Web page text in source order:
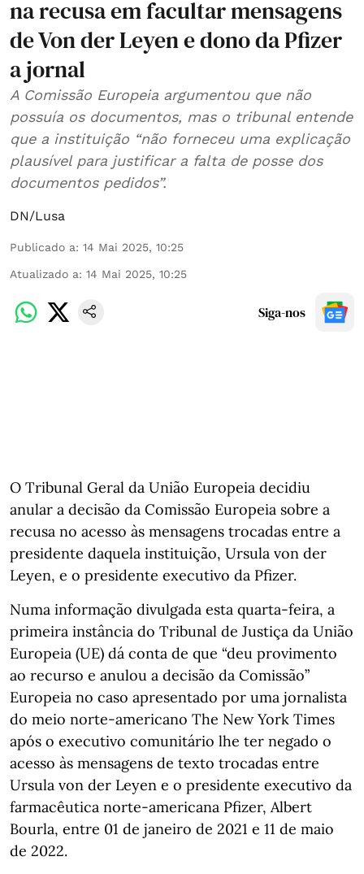
na recusa em facultar mensagens
de Von der Leyen e dono da Pfizer
a jornal
A Comissão Europeia argumentou que não
possuía os documentos, mas o tribunal entende
que a instituição “não forneceu uma explicação
plausível para justificar a falta de posse dos
documentos pedidos”.
DN/Lusa
Publicado a: 14 Mai 2025, 10:25
Atualizado a: 14 Mai 2025, 10:25
Siga-nos
O Tribunal Geral da União Europeia decidiu
anular a decisão da Comissão Europeia sobre a
recusa no acesso às mensagens trocadas entre a
presidente daquela instituição, Ursula von der
Leyen, e o presidente executivo da Pfizer.
Numa informação divulgada esta quarta-feira, a
primeira instância do Tribunal de Justiça da União
Europeia (UE) dá conta de que “deu provimento
ao recurso e anulou a decisão da Comissão”
Europeia no caso apresentado por uma jornalista
do meio norte-americano The New York Times
após o executivo comunitário lhe ter negado o
acesso às mensagens de texto trocadas entre
Ursula von der Leyen e o presidente executivo da
farmacêutica norte-americana Pfizer, Albert
Bourla, entre 01 de janeiro de 2021 e 11 de maio
de 2022.